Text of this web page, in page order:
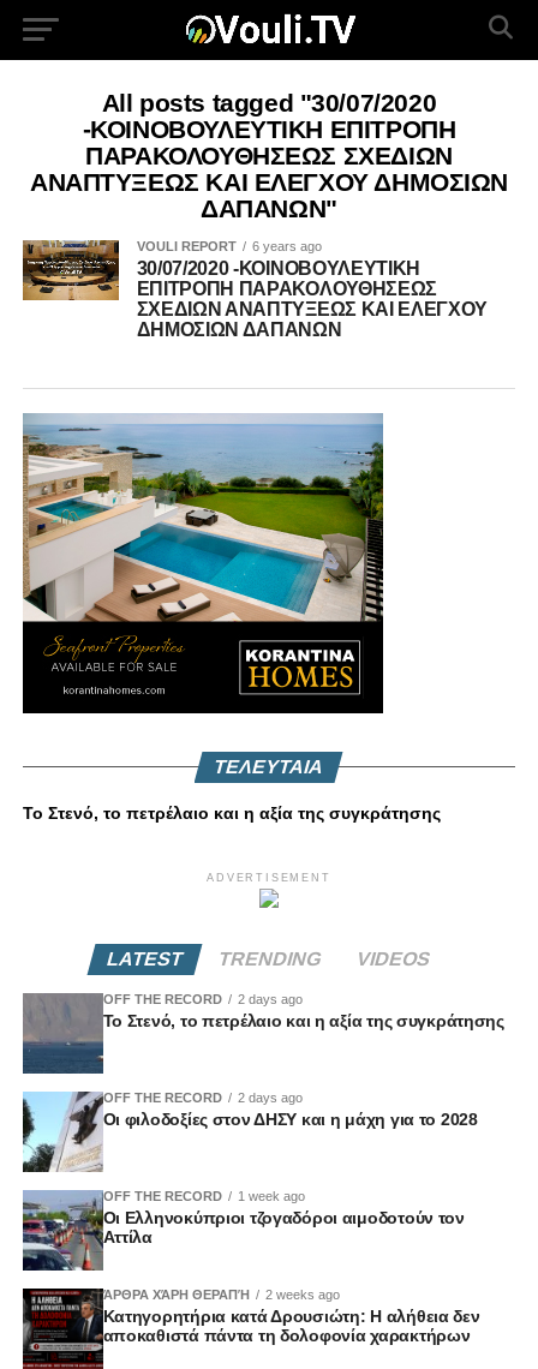
All posts tagged "30/07/2020
-ΚΟΙΝΟΒΟΥΛΕΥΤΙΚΗ ΕΠΙΤΡΟΠΗ
ΠΑΡΑΚΟΛΟΥΘΗΣΕΩΣ ΣΧΕΔΙΩΝ
ΑΝΑΠΤΥΞΕΩΣ ΚΑΙ ΕΛΕΓΧΟΥ ΔΗΜΟΣΙΩΝ
ΔΑΠΑΝΩΝ"
VOULI REPORT 6 years ago
30/07/2020 -ΚΟΙΝΟΒΟΥΛΕΥΤΙΚΗ
ΕΠΙΤΡΟΠΗ ΠΑΡΑΚΟΛΟΥΘΗΣΕΩΣ
ΣΧΕΔΙΩΝ ΑΝΑΠΤΥΞΕΩΣ ΚΑΙ ΕΛΕΓΧΟΥ
ΔΗΜΟΣΙΩΝ ΔΑΠΑΝΩΝ
ΤΕΛΕΥΤΑΙΑ
Το Στενό, το πετρέλαιο και η αξία της συγκράτησης
ADVERTISEMENT
LATEST TRENDING VIDEOS
OFF THE RECORD 2 days ago
Το Στενό, το πετρέλαιο και η αξία της συγκράτησης
OFF THE RECORD 2 days ago
Οι φιλοδοξίες στον ΔΗΣΥ και η μάχη για το 2028
OFF THE RECORD 1 week ago
Οι Ελληνοκύπριοι τζογαδόροι αιμοδοτούν τον
Αττίλα
ΆΡΘΡΑ ΧΆΡΗ ΘΕΡΑΠΉ 2 weeks ago
Κατηγορητήρια κατά Δρουσιώτη: Η αλήθεια δεν
αποκαθιστά πάντα τη δολοφονία χαρακτήρων